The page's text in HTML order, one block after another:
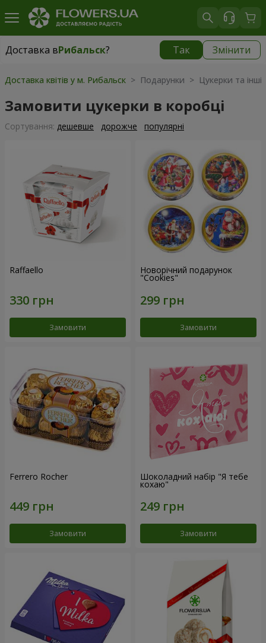
Доставка вРибальск? Так Змінити
Доставка вРибальск|
Доставка квітів у м. Рибальск > Подарунки > Цукерки та інші
Замовити цукерки в коробці
Сортування: дешевше дорожче популярні
Raffaello
Замовити
Новорічний подарунок
"Cookies"
Замовити
Ferrero Rocher
Замовити
Шоколадний набір "Я тебе
кохаю"
Замовити